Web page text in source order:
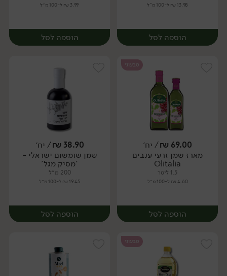
13.98 ₪ ל-100 מ"ל
הוספה לסל
יח׳
3.99 ₪ ל-100 מ״ל
הוספה לסל
יח׳
טבעוני
69.00
₪/ יח׳
מארז שמן זרעי ענבים
Olitalia
1.5 ליטר
4.60 ₪ ל-100 מ״ל
הוספה לסל
38.90
₪/ יח׳
שמן שומשום ישראלי -
'מסיק מגל'
200 מ״ל
19.45 ₪ ל-100 מ״ל
הוספה לסל
טבעוני